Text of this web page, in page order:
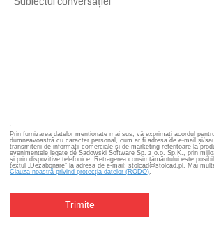
Prin furnizarea datelor menționate mai sus, vă exprimați acordul
dumneavoastră cu caracter personal, cum ar fi adresa de e-mail și/
transmiterii de informații comerciale și de marketing referitoare la
evenimentele legate de Sadowski Software Sp. z o.o. Sp.K., prin
și prin dispozitive telefonice. Retragerea consimțământului este
textul „Dezabonare” la adresa de e-mail: stolcad@stolcad.pl. Mai
Clauza noastră privind protecția datelor (RODO)
Trimite